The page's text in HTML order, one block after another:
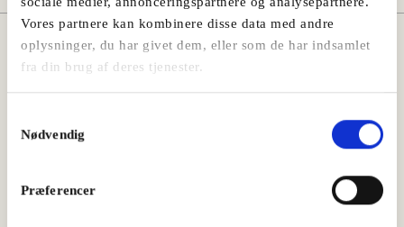
Vores partnere kan kombinere disse data med andre
oplysninger, du har givet dem, eller som de har indsamlet
fra din brug af deres tjenester.
Nødvendig
Præferencer
Måske vil du også kunne lide: